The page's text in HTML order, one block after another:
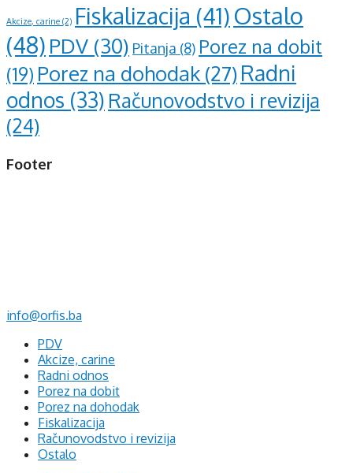
Akcize, carine (2) Fiskalizacija (41)Ostalo
(48) PDV (30) Pitanja (8) Porez na dobit
(19) Porez na dohodak (27)Radni
odnos (33) Računovodstvo i revizija
(24)
Footer
info@orfis.ba
PDV
Akcize, carine
Radni odnos
Porez na dobit
Porez na dohodak
Fiskalizacija
Računovodstvo i revizija
Ostalo